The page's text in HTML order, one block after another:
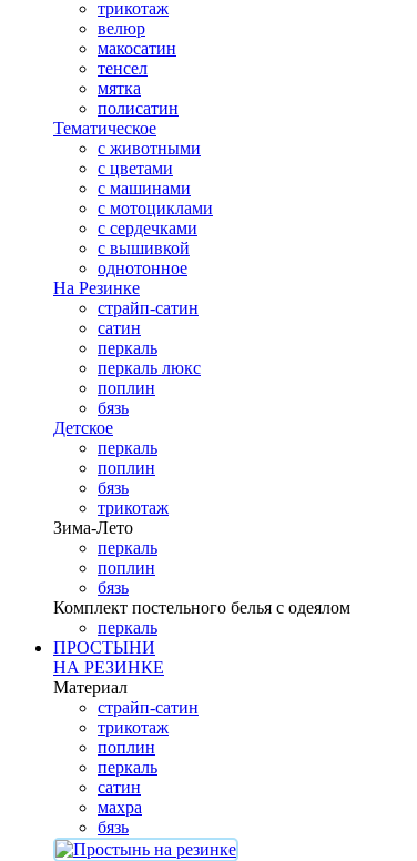
трикотаж
велюр
макосатин
тенсел
мятка
полисатин
Тематическое
с животными
с цветами
с машинами
с мотоциклами
с сердечками
с вышивкой
однотонное
На Резинке
страйп-сатин
сатин
перкаль
перкаль люкс
поплин
бязь
Детское
перкаль
поплин
бязь
трикотаж
Зима-Лето
перкаль
поплин
бязь
Комплект постельного белья с одеялом
перкаль
ПРОСТЫНИ
НА РЕЗИНКЕ
Материал
страйп-сатин
трикотаж
поплин
перкаль
сатин
махра
бязь